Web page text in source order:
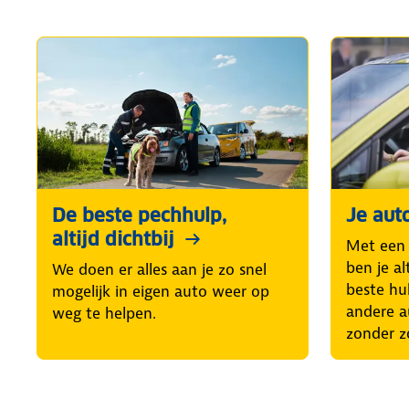
De beste pechhulp,
altijd dichtbij
We doen er alles aan je zo snel
mogelijk in eigen auto weer op
weg te helpen.
Je
Met een
ben je
beste
andere
zonder